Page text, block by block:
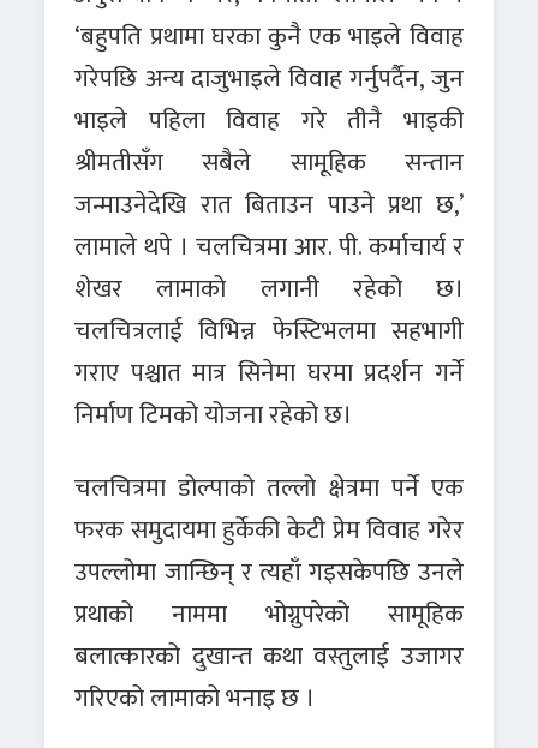
‘बहुपति प्रथामा घरका कुनै एक भाइले विवाह
गरेपछि अन्य दाजुभाइले विवाह गर्नुपर्दैन, जुन
भाइले पहिला विवाह गरे तीनै भाइकी
श्रीमतीसँग सबैले सामूहिक सन्तान
जन्माउनेदेखि रात बिताउन पाउने प्रथा छ,’
लामाले थपे । चलचित्रमा आर. पी. कर्माचार्य र
शेखर लामाको लगानी रहेको छ।
चलचित्रलाई विभिन्न फेस्टिभलमा सहभागी
गराए पश्चात मात्र सिनेमा घरमा प्रदर्शन गर्ने
निर्माण टिमको योजना रहेको छ।
चलचित्रमा डोल्पाको तल्लो क्षेत्रमा पर्ने एक
फरक समुदायमा हुर्केकी केटी प्रेम विवाह गरेर
उपल्लोमा जान्छिन् र त्यहाँ गइसकेपछि उनले
प्रथाको नाममा भोग्नुपरेको सामूहिक
बलात्कारको दुखान्त कथा वस्तुलाई उजागर
गरिएको लामाको भनाइ छ ।